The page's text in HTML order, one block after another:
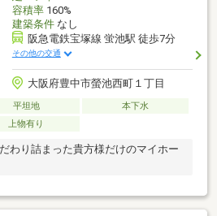
容積率160%
建築条件なし
阪急電鉄宝塚線 蛍池駅 徒歩7分
その他の交通
大阪府豊中市螢池西町１丁目
平坦地
本下水
上物有り
わり詰まった貴方様だけのマイホー